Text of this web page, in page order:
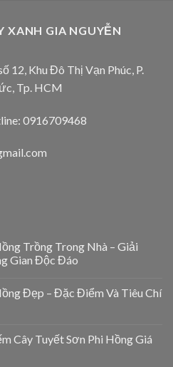
XANH GIA NGUYỄN
12, Khu Đô Thị Vạn Phúc, P.
Tp. HCM
0916709468
Trồng Trong Nhà – Giải
Gian Độc Đáo
Đẹp – Đặc Điểm Và Tiêu Chí
Cây Tuyết Sơn Phi Hồng Giá